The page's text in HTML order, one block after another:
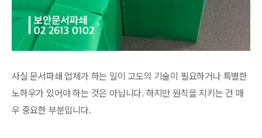
사실 문서파쇄 업체가 하는 일이 고도의 기술이 필요하거나 특별한
노하우가 있어야 하는 것은 아닙니다. 하지만 원칙을 지키는 건 매
우 중요한 부분입니다.